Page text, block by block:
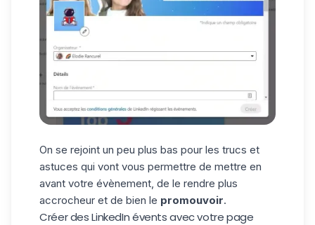
On se rejoint un peu plus bas pour les trucs et
astuces qui vont vous permettre de mettre en
avant votre évènement, de le rendre plus
accrocheur et de bien le promouvoir.
Créer des LinkedIn évents avec votre page